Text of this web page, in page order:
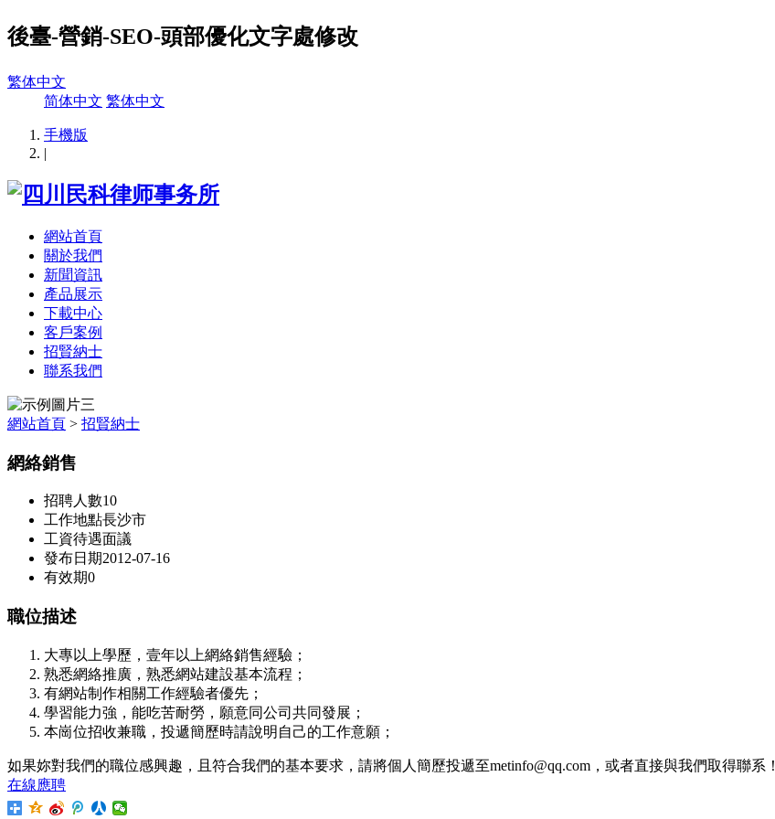
後臺-營銷-SEO-頭部優化文字處修改
繁体中文
简体中文 繁体中文
手機版
|
網站首頁
關於我們
新聞資訊
產品展示
下載中心
客戶案例
招賢納士
聯系我們
網站首頁 > 招賢納士
網絡銷售
招聘人數10
工作地點長沙市
工資待遇面議
發布日期2012-07-16
有效期0
職位描述
大專以上學歷，壹年以上網絡銷售經驗；
熟悉網絡推廣，熟悉網站建設基本流程；
有網站制作相關工作經驗者優先；
學習能力強，能吃苦耐勞，願意同公司共同發展；
本崗位招收兼職，投遞簡歷時請說明自己的工作意願；
如果妳對我們的職位感興趣，且符合我們的基本要求，請將個人簡歷投遞至metinfo@qq.com，或者直接與我們取得聯系！
在線應聘